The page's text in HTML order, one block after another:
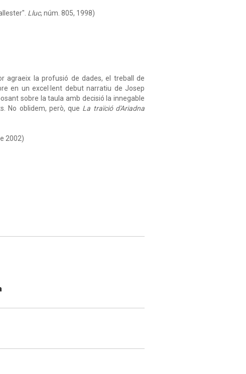
Lluc, núm. 805, 1998)
agraeix la profusió de dades, el treball de
en un excel·lent debut narratiu de Josep
sobre la taula amb decisió la innegable
No oblidem, però, que La traïció d'Ariadna
2002)